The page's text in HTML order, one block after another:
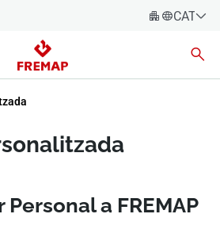
CATALÀ
Español
a FREMAP